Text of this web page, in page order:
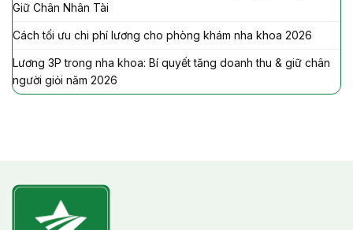
Giữ Chân Nhân Tài
Cách tối ưu chi phí lương cho phòng khám nha khoa 2026
Lương 3P trong nha khoa: Bí quyết tăng doanh thu & giữ chân
người giỏi năm 2026